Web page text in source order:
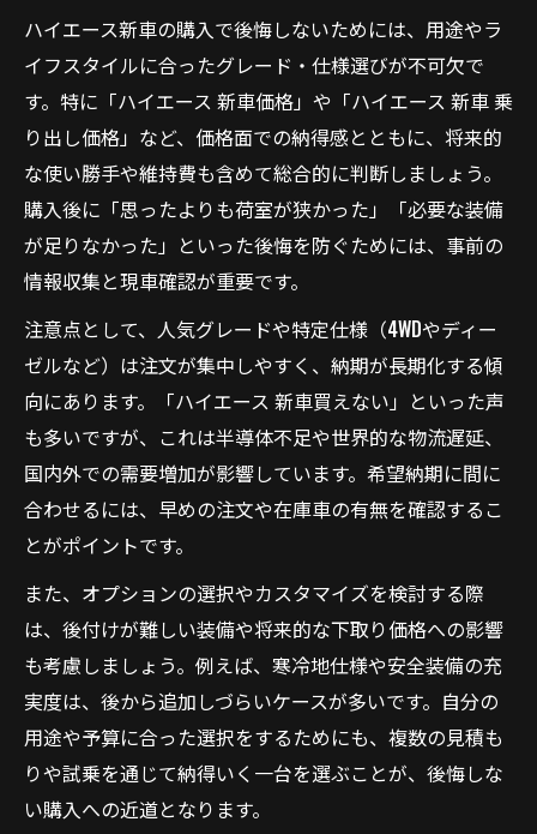
グレード別で変わるハイエース新車の乗り
出し価格
ハイエース新車の乗り出し総額節約術と注
意点
中古との比較で気をつけたいハイエース新車の
特徴
ハイエース新車と中古の大きな違いを徹底
比較
新車ハイエースの保証や最新装備のメリッ
ト
ハイエース新車と中古車の値段・総額の比
較ポイント
ハイエース新車購入時の中古車選びとの注
ルバリュー
グレードごとのハイエース新車価格を徹底チェ
ック
グレード別ハイエース新車価格の違いと選
び方
ハイエース新車の4WDやディーゼルの価格傾
ハイエース新車の購入で後悔しないためには、用途やラ
イフスタイルに合ったグレード・仕様選びが不可欠で
す。特に「ハイエース 新車価格」や「ハイエース 新車 乗
り出し価格」など、価格面での納得感とともに、将来的
な使い勝手や維持費も含めて総合的に判断しましょう。
購入後に「思ったよりも荷室が狭かった」「必要な装備
が足りなかった」といった後悔を防ぐためには、事前の
情報収集と現車確認が重要です。
注意点として、人気グレードや特定仕様（4WDやディー
ゼルなど）は注文が集中しやすく、納期が長期化する傾
向にあります。「ハイエース 新車買えない」といった声
も多いですが、これは半導体不足や世界的な物流遅延、
国内外での需要増加が影響しています。希望納期に間に
合わせるには、早めの注文や在庫車の有無を確認するこ
とがポイントです。
また、オプションの選択やカスタマイズを検討する際
は、後付けが難しい装備や将来的な下取り価格への影響
も考慮しましょう。例えば、寒冷地仕様や安全装備の充
実度は、後から追加しづらいケースが多いです。自分の
用途や予算に合った選択をするためにも、複数の見積も
りや試乗を通じて納得いく一台を選ぶことが、後悔しな
い購入への近道となります。